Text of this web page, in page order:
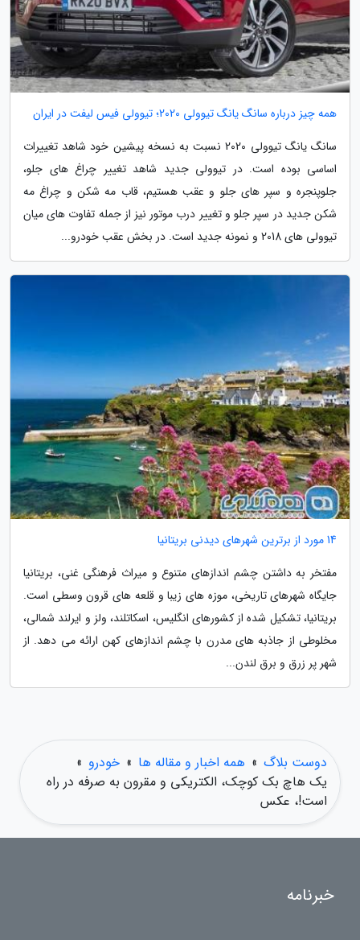
همه چیز درباره سانگ یانگ تیوولی 2020؛ تیوولی فیس لیفت در ایران
سانگ یانگ تیوولی 2020 نسبت به نسخه پیشین خود شاهد تغییرات
اساسی بوده است. در تیوولی جدید شاهد تغییر چراغ های جلو،
جلوپنجره و سپر های جلو و عقب هستیم، قاب مه شکن و چراغ مه
شکن جدید در سپر جلو و تغییر درب موتور نیز از جمله تفاوت های میان
تیوولی های 2018 و نمونه جدید است. در بخش عقب خودرو...
14 مورد از برترین شهرهای دیدنی بریتانیا
مفتخر به داشتن چشم اندازهای متنوع و میراث فرهنگی غنی، بریتانیا
جایگاه شهرهای تاریخی، موزه های زیبا و قلعه های قرون وسطی است.
بریتانیا، تشکیل شده از کشورهای انگلیس، اسکاتلند، ولز و ایرلند شمالی،
مخلوطی از جاذبه های مدرن با چشم اندازهای کهن ارائه می دهد. از
شهر پر زرق و برق لندن...
دوست بلاگ » همه اخبار و مقاله ها » خودرو »
یک هاچ بک کوچک، الکتریکی و مقرون به صرفه در راه
است!، عکس
خبرنامه